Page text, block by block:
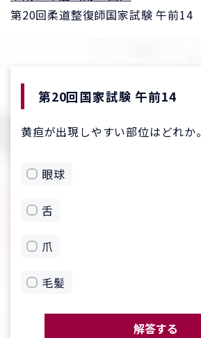
第20回柔道整復師国家試験 午前14
第20回国家試験 午前14
黄疸が出現しやすい部位はどれか。
眼球
舌
爪
毛髪
解答する